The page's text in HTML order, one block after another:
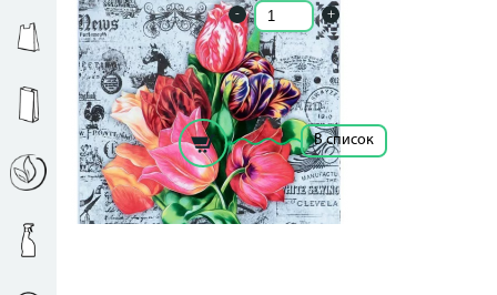
- +
Кол-во ед. в упак.: 0
Рассчитать цену за единицу
В список